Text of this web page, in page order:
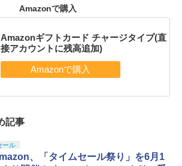
Amazonで購入
Amazonギフトカード チャージタイプ(直
接アカウントに残高追加)
記事
ール
、「タイムセール祭り」を6月1